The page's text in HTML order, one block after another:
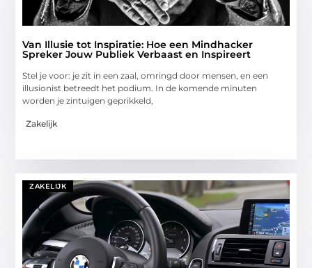
Van Illusie tot Inspiratie: Hoe een Mindhacker
Spreker Jouw Publiek Verbaast en Inspireert
Stel je voor: je zit in een zaal, omringd door mensen, en een
illusionist betreedt het podium. In de komende minuten
worden je zintuigen geprikkeld,
Zakelijk
ZAKELIJK